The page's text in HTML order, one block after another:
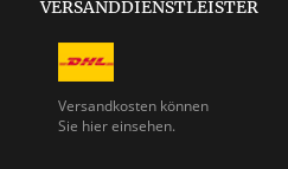
VERSANDDIENSTLEISTER
Versandkosten können
Sie hier einsehen.